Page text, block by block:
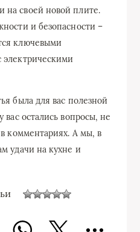
на своей новой плите.
и безопасности –
ключевыми
была для вас полезной
вас остались вопросы, не
в комментариях. А мы, в
удачи на кухне и